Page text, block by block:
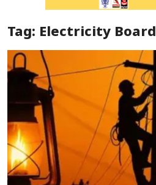
Special Story
Business
Crime
Tamilnadu
National
Tag: Electricity Board